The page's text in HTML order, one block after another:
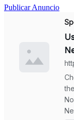
Publicar Anuncio